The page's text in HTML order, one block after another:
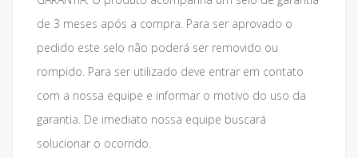
de 3 meses após a compra. Para ser aprovado o
pedido este selo não poderá ser removido ou
rompido. Para ser utilizado deve entrar em contato
com a nossa equipe e informar o motivo do uso da
garantia. De imediato nossa equipe buscará
solucionar o ocorrido.